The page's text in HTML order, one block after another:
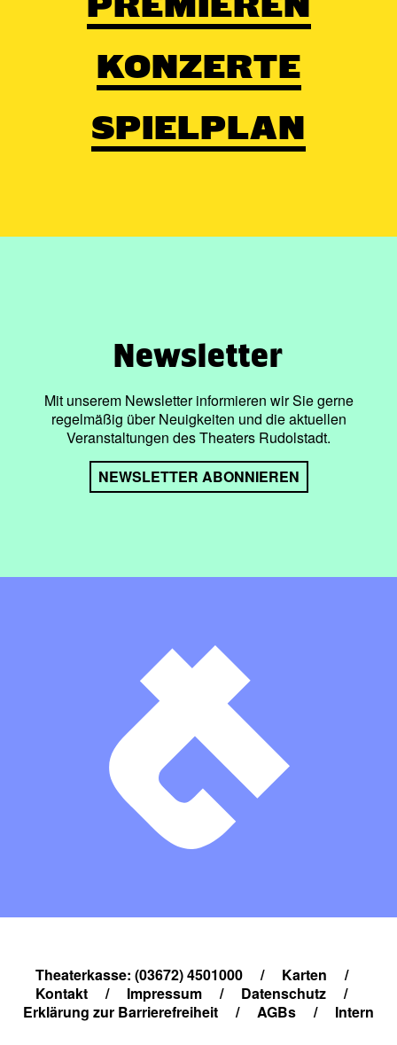
KONZERTE
SPIELPLAN
Newsletter
Mit unserem Newsletter informieren wir Sie gerne
regelmäßig über Neuigkeiten und die aktuellen
Veranstaltungen des Theaters Rudolstadt.
NEWSLETTER ABONNIEREN
Theaterkasse: (03672) 4501000 / Karten
/
Kontakt
/ Impressum / Datenschutz
/
Erklärung zur Barrierefreiheit
/ AGBs / Intern